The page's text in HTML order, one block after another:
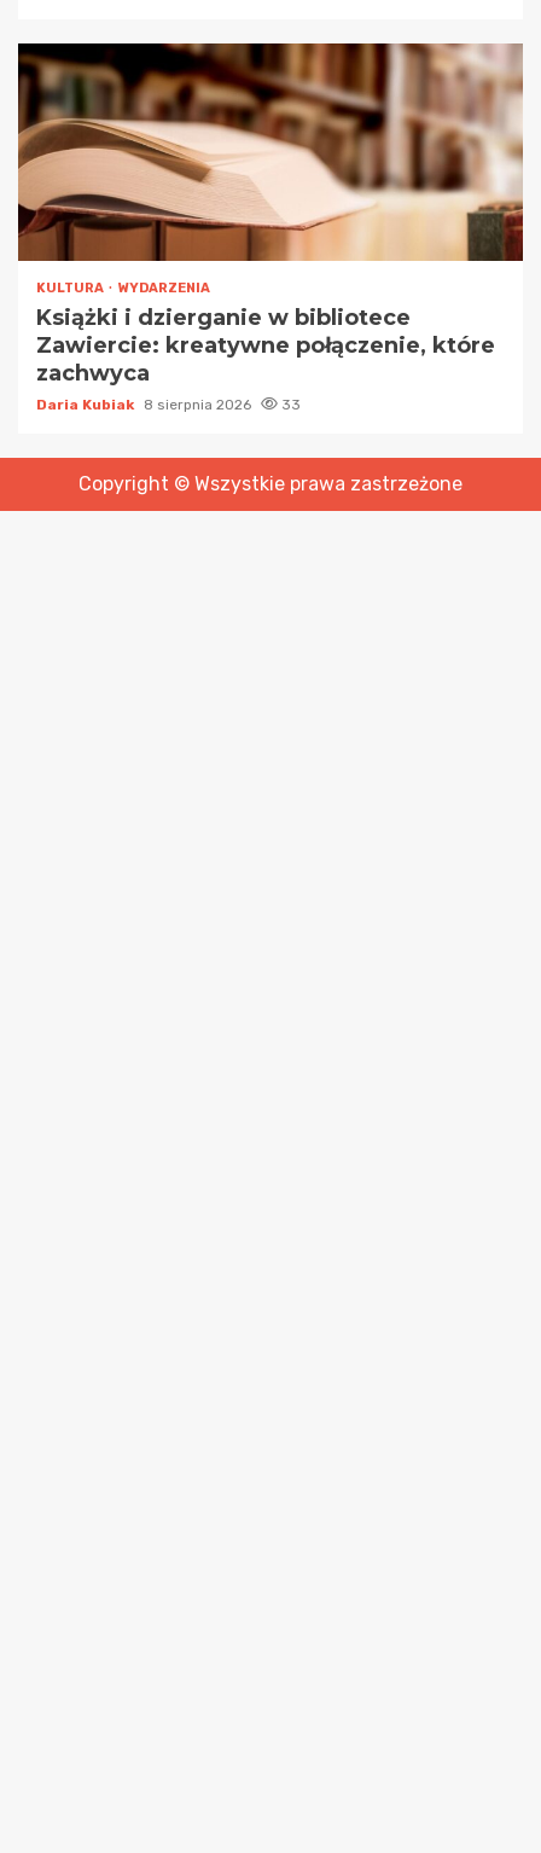
KULTURA WYDARZENIA
Książki i dzierganie w bibliotece
Zawiercie: kreatywne połączenie, które
zachwyca
Daria Kubiak 8 sierpnia 2026 33
Copyright © Wszystkie prawa zastrzeżone